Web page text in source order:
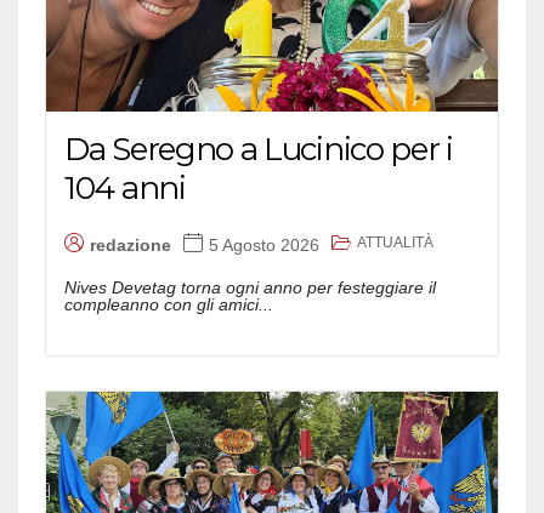
Da Seregno a Lucinico per i
104 anni
redazione 5 Agosto 2026 ATTUALITÀ
Nives Devetag torna ogni anno per festeggiare il
compleanno con gli amici...